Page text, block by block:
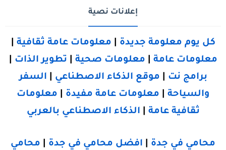
إعلانات نصية
كل يوم معلومة جديدة معلومات عامة ثقافية
معلومات عامة
معلومات صحية تطوير الذات
برامج نت
موقع الذكاء الاصطناعي
السفر
والسياحة
معلومات عامة مفيدة
معلومات
ثقافية عامة
الذكاء الاصطناعي بالعربي
محامي في جدة افضل محامي في جدة
محامي